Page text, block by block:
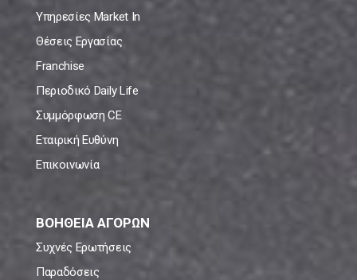
Υπηρεσίες Market In
Θέσεις Εργασίας
Franchise
Περιοδικό Daily Life
Συμμόρφωση CE
Εταιρική Ευθύνη
Επικοινωνία
ΒΟΗΘΕΙΑ ΑΓΟΡΩΝ
Συχνές Ερωτήσεις
Παραδόσεις